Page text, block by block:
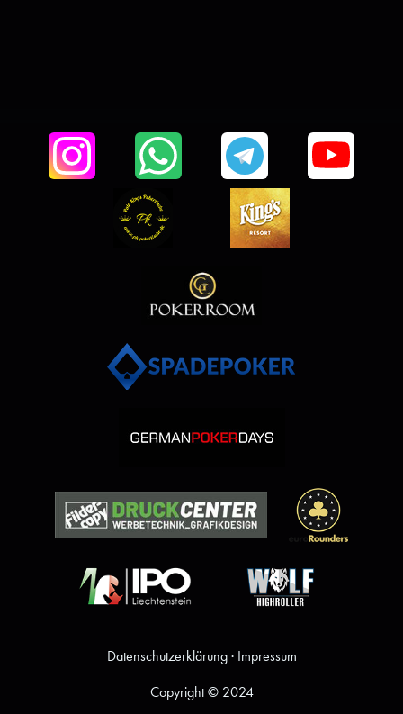
Datenschutzerklärung· Impressum
Copyright © 2024